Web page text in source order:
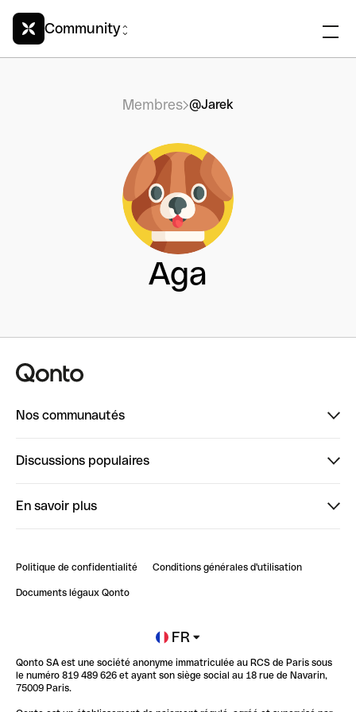
Community
Membres @Jarek
Aga
Nos communautés
ClubQonto
Discussions populaires
Impact de l'IA sur les carrières/productivité
En savoir plus
Blog
Newsroom
Glossaire finance
Politique de confidentialité Conditions générales d'utilisation
Documents légaux Qonto
FR
Qonto SA est une société anonyme immatriculée au RCS de Paris sous
le numéro 819 489 626 et ayant son siège social au 18 rue de Navarin,
75009 Paris.